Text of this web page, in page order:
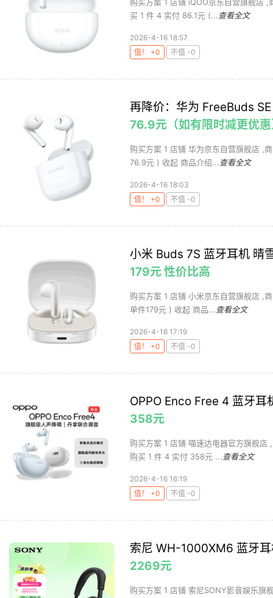
买 1 件 4 实付 86.1元 (... 查看全文
2026-4-16 18:57
值！ +0
不值 -0
再降价：华为 FreeBuds
76.9元（如有限时减更优
购买方案 1 店铺 华为京东自营旗舰店 ,
76.9元 ) 收起 商品介绍... 查看全文
2026-4-16 18:03
值！ +0
不值 -0
小米 Buds 7S 蓝牙耳机 晴
179元 性价比高
购买方案 1 店铺 小米京东自营旗舰店 ,
单件179元 ) 收起 商品... 查看全文
2026-4-16 17:19
值！ +0
不值 -0
OPPO Enco Free 4 蓝牙耳
358元
购买方案 1 店铺 喵速达电器官方旗舰
购买 1 件 4 实付 358元 ... 查看全文
2026-4-16 16:19
值！ +0
不值 -0
索尼 WH-1000XM6 蓝牙
2269元
购买方案 1 店铺 索尼SONY影音娱乐